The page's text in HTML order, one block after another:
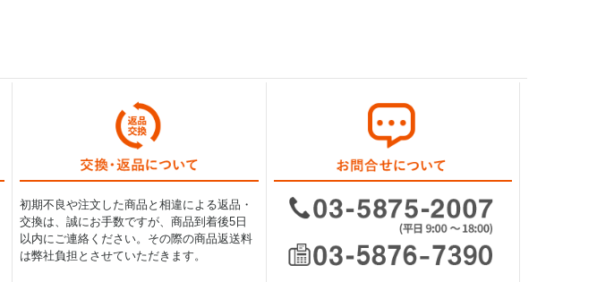
初期不良や注文した商品と相違による返品・
交換は、誠にお手数ですが、商品到着後5日
以内にご連絡ください。その際の商品返送料
は弊社負担とさせていただきます。